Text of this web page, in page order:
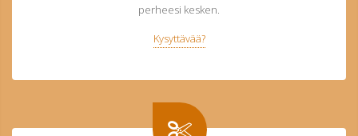
perheesi kesken.
Kysyttävää?